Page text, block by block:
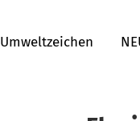
Umweltzeichen